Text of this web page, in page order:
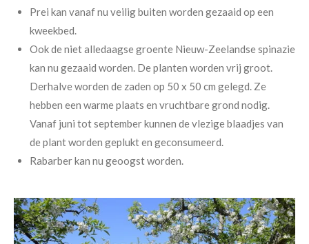
Prei kan vanaf nu veilig buiten worden gezaaid op een
kweekbed.
Ook de niet alledaagse groente Nieuw-Zeelandse spinazie
kan nu gezaaid worden. De planten worden vrij groot.
Derhalve worden de zaden op 50 x 50 cm gelegd. Ze
hebben een warme plaats en vruchtbare grond nodig.
Vanaf juni tot september kunnen de vlezige blaadjes van
de plant worden geplukt en geconsumeerd.
Rabarber kan nu geoogst worden.